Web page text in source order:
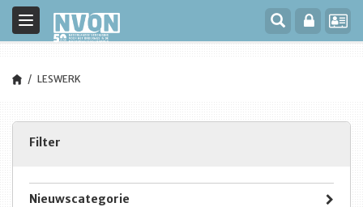
Toggle
navigation
LESWERK
Filter
Nieuwscategorie